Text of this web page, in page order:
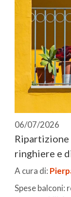
06/07/2026
Ripartizione
ringhiere e
A cura di:
Spese balconi: